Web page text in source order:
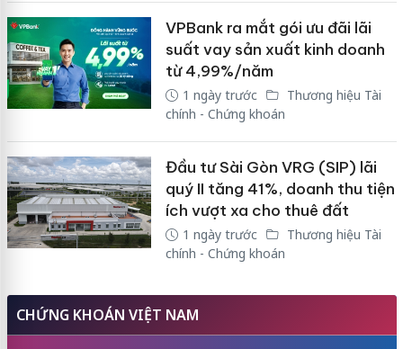
VPBank ra mắt gói ưu đãi lãi
suất vay sản xuất kinh doanh
từ 4,99%/năm
1 ngày trước
Thương hiệu Tài
chính - Chứng khoán
Đầu tư Sài Gòn VRG (SIP) lãi
quý II tăng 41%, doanh thu tiện
ích vượt xa cho thuê đất
1 ngày trước
Thương hiệu Tài
chính - Chứng khoán
CHỨNG KHOÁN VIỆT NAM